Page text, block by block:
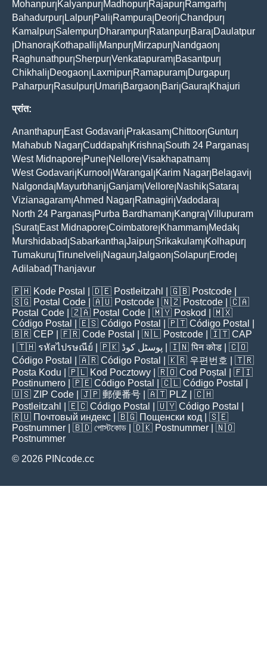
Mohanpur Kalyanpur Madhopur Rajapur Ramgarh
Bahadurpur Lalpur Pali Rampura Deori Chandpur
Kamalpur Salempur Dharampur Ratanpur Bara Daulatpur
Dhanora Kothapalli Manpur Mirzapur Nandgaon
Raghunathpur Sherpur Venkatapuram Basantpur
Chikhali Deogaon Laxmipur Ramapuram Durgapur
Paharpur Rasulpur Umari Bargaon Bari Gaura Khajuri
प्रांत:
Ananthapur East Godavari Prakasam Chittoor Guntur
Mahabub Nagar Cuddapah Krishna South 24 Parganas
West Midnapore Pune Nellore Visakhapatnam
West Godavari Kurnool Warangal Karim Nagar Belagavi
Nalgonda Mayurbhanj Ganjam Vellore Nashik Satara
Vizianagaram Ahmed Nagar Ratnagiri Vadodara
North 24 Parganas Purba Bardhaman Kangra Villupuram
Surat| East Midnapore Coimbatore Khammam Medak
Murshidabad Sabarkantha Jaipur Srikakulam Kolhapur
Tumakuru Tirunelveli Nagaur Jalgaon Solapur Erode
Adilabad Thanjavur
🇵🇭 Kode Postal | 🇩🇪 Postleitzahl | 🇬🇧 Postcode
🇸🇬 Postal Code | 🇦🇺 Postcode | 🇳🇿 Postcode | 🇨🇦
Postal Code | 🇿🇦 Postal Code | 🇲🇾 Poskod
| 🇲🇽
Código Postal
| 🇪🇸 Código Postal | 🇵🇹 Código Postal
🇧🇷 CEP | 🇫🇷 Code Postal | 🇳🇱 Postcode | 🇮🇹 CAP
| 🇹🇭 รหัสไปรษณีย์ | 🇵🇰 پوسٹل کوڈ | 🇮🇳पिन कोड | 🇨🇴
Código Postal
| 🇦🇷 Código Postal | 🇰🇷 우편번호
| 🇹🇷
Posta Kodu | 🇵🇱 Kod Pocztowy | 🇷🇴 Cod Poștal
| 🇫🇮
Postinumero | 🇵🇪 Código Postal | 🇨🇱 Código Postal
🇺🇸 ZIP Code | 🇯🇵 郵便番号 | 🇦🇹 PLZ | 🇨🇭
Postleitzahl
| 🇪🇨 Código Postal | 🇺🇾 Código Postal
🇷🇺 Почтовый индекс | 🇧🇬 Пощенски код | 🇸🇪
Postnummer | 🇧🇩 পোস্টকোড | 🇩🇰 Postnummer | 🇳🇴
Postnummer
© 2026 PINcode.cc